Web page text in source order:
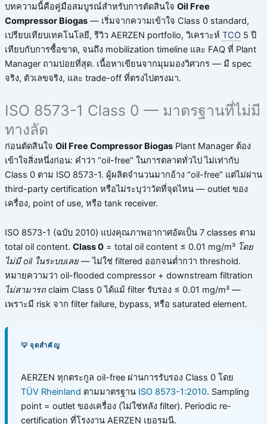
บทความนี้คือคู่มือสมบูรณ์สำหรับการตัดสินใจ Oil Free
Compressor Biogas— เริ่มจากความเข้าใจ Class 0 standard,
เปรียบเทียบเทคโนโลยี, รีวิว AERZEN portfolio, วิเคราะห์ TCO5 ปี
เทียบกับการซื้อขาด, จนถึง mobilization timeline และ FAQ ที่ Plant
Manager ถามบ่อยที่สุด. เนื้อหาเขียนจากมุมมองวิศวกร — มี spec
จริง, ตัวเลขจริง, และ trade-off ที่ตรงไปตรงมา.
ISO 8573-1 Class 0 — มาตรฐานที่ไม่มี
ทางลัด
ก่อนตัดสินใจ Oil Free Compressor BiogasPlant Manager ต้อง
เข้าใจสิ่งหนึ่งก่อน: คำว่า “oil-free” ในการตลาดทั่วไป ไม่เท่ากับ
Class 0 ตาม ISO 8573-1. ผู้ผลิตจำนวนมากอ้าง “oil-free” แต่ไม่ผ่าน
third-party certification หรือไม่ระบุว่าวัดที่จุดไหน — outlet ของ
เครื่อง, point of use, หรือ tank receiver.
ISO 8573-1 (ฉบับ 2010) แบ่งคุณภาพอากาศอัดเป็น 7 classes ตาม
total oil content. Class 0= total oil content ≤ 0.01 mg/m³ โดย
ไม่มี oil ในระบบเลย— ไม่ใช่ filtered ออกจนต่ำกว่า threshold.
หมายความว่า oil-flooded compressor + downstream filtration
ไม่สามารถclaim Class 0 ได้แม้ filter รับรอง ≤ 0.01 mg/m³ —
เพราะมี risk จาก filter failure, bypass, หรือ saturated element.
💡 จุดสำคัญ
AERZEN ทุกตระกูล oil-free ผ่านการรับรอง Class 0 โดย
TÜV Rheinland ตามมาตรฐาน ISO 8573-1:2010. Sampling
point = outlet ของเครื่อง (ไม่ใช่หลัง filter). Periodic re-
certification ที่โรงงาน AERZEN เยอรมนี.